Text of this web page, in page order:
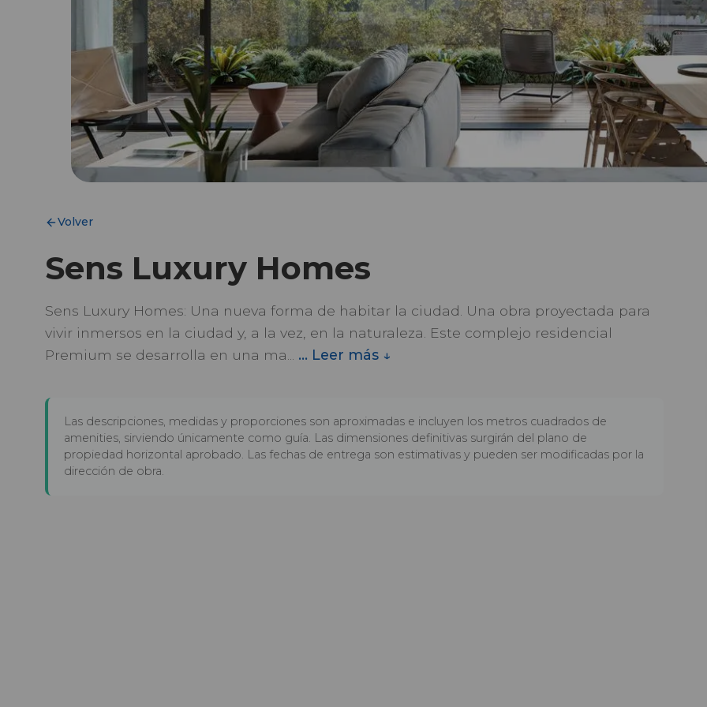
Volver
Sens Luxury Homes
Sens Luxury Homes: Una nueva forma de habitar la ciudad. Una obra proyectada para
vivir inmersos en la ciudad y, a la vez, en la naturaleza. Este complejo residencial
Premium se desarrolla en una ma...
... Leer más ↓
Las descripciones, medidas y proporciones son aproximadas e incluyen los metros cuadrados de
amenities, sirviendo únicamente como guía. Las dimensiones definitivas surgirán del plano de
propiedad horizontal aprobado. Las fechas de entrega son estimativas y pueden ser modificadas por la
dirección de obra.